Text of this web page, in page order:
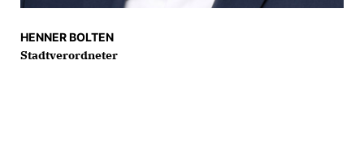
HENNER BOLTEN
Stadtverordneter